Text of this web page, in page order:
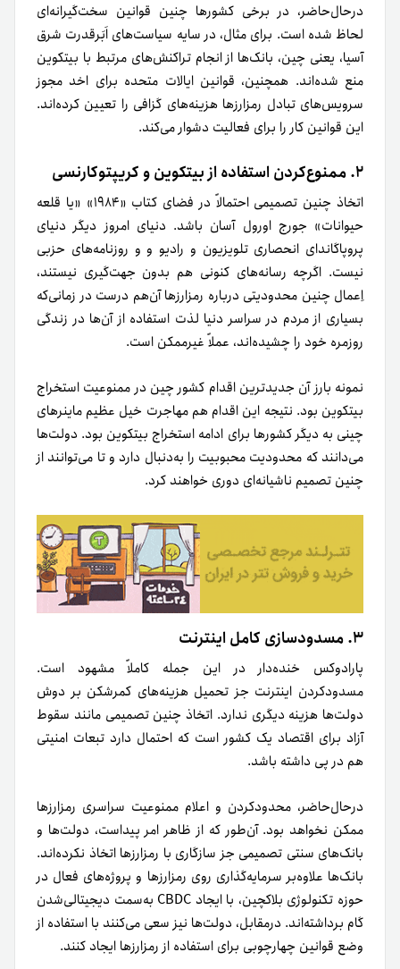
درحال‌حاضر، در برخی کشورها چنین قوانین سخت‌گیرانه‌ای
لحاظ شده است. برای مثال، در سایه سیاست‌های اَبَرقدرت شرق
آسیا، یعنی چین، بانک‌ها از انجام تراکنش‌های مرتبط با بیتکوین
منع شده‌اند. همچنین، قوانین ایالات متحده برای اخد مجوز
سرویس‌های تبادل رمزارزها هزینه‌های گزافی را تعیین کرده‌اند.
این قوانین کار را برای فعالیت دشوار می‌کند.
۲. ممنوع‌کردن استفاده از بیتکوین و کریپتوکارنسی
اتخاذ چنین تصمیمی احتمالاً در فضای کتاب «۱۹۸۴» «یا قلعه
حیوانات» جورج اورول آسان باشد. دنیای امروز دیگر دنیای
پروپاگاندای انحصاری تلویزیون و رادیو و و روزنامه‌های حزبی
نیست. اگرچه رسانه‌های کنونی هم بدون جهت‌گیری نیستند،
اِعمال چنین محدودیتی درباره رمزارزها آن‌هم درست در زمانی‌که
بسیاری از مردم در سراسر دنیا لذت استفاده از آن‌ها در زندگی
روزمره خود را چشیده‌اند، عملاً غیرممکن است.
نمونه بارز آن جدیدترین اقدام کشور چین در ممنوعیت استخراج
بیتکوین بود. نتیجه این اقدام هم مهاجرت خیل عظیم ماینرهای
چینی به دیگر کشورها برای ادامه استخراج بیتکوین بود. دولت‌ها
می‌دانند که محدودیت محبوبیت را به‌دنبال دارد و تا می‌توانند از
چنین تصمیم ناشیانه‌ای دوری خواهند کرد.
۳. مسدودسازی کامل اینترنت
پارادوکس خنده‌دار در این جمله کاملاً مشهود است.
مسدود‌کردن اینترنت جز تحمیل هزینه‌های کمرشکن بر دوش
دولت‌ها هزینه دیگری ندارد. اتخاذ چنین تصمیمی مانند سقوط
آزاد برای اقتصاد یک کشور است که احتمال دارد تبعات امنیتی
هم در پی داشته باشد.
درحال‌حاضر، محدود‌کردن و اعلام ممنوعیت سراسری رمزارزها
ممکن نخواهد بود. آن‌طور که از ظاهر امر پیداست، دولت‌ها و
بانک‌های سنتی تصمیمی جز سازگاری با رمزارزها اتخاذ نکرده‌اند.
بانک‌ها علاوه‌بر سرمایه‌گذاری روی رمزارزها و پروژه‌های فعال در
حوزه تکنولوژی بلاکچین، با ایجاد CBDC به‌سمت دیجیتالی‌شدن
گام برداشته‌اند. درمقابل، دولت‌ها نیز سعی می‌کنند با استفاده از
وضع قوانین چهارچوبی برای استفاده از رمزارزها ایجاد کنند.